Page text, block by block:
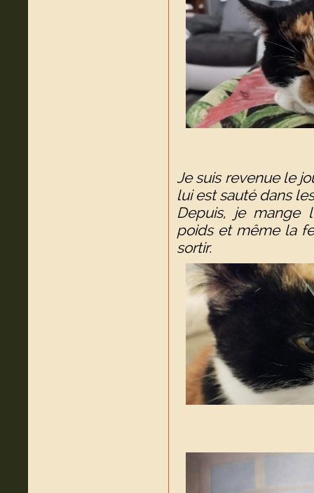
Je suis revenue le
lui est sauté dans
Depuis, je mange
poids et même la
sortir.